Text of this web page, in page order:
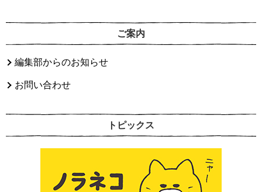
ご案内
編集部からのお知らせ
お問い合わせ
トピックス